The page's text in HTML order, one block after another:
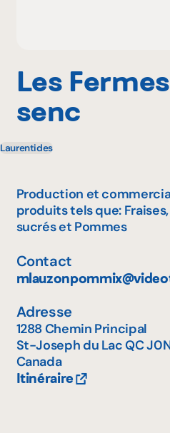
Les
senc
Laurentides
Production et
produits tels que:
sucrés et Pommes
Contact
Adresse
1288 Chemin Principal
St-Joseph du LacQC
Canada
Itinéraire